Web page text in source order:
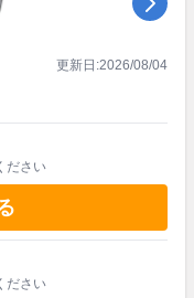
更新日:2026/08/04
ださい
ださい